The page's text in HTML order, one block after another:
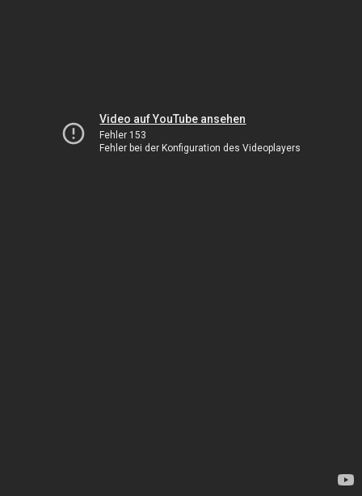
Video auf YouTube ansehen
Fehler 153
Fehler bei der Konfiguration des Videoplayers